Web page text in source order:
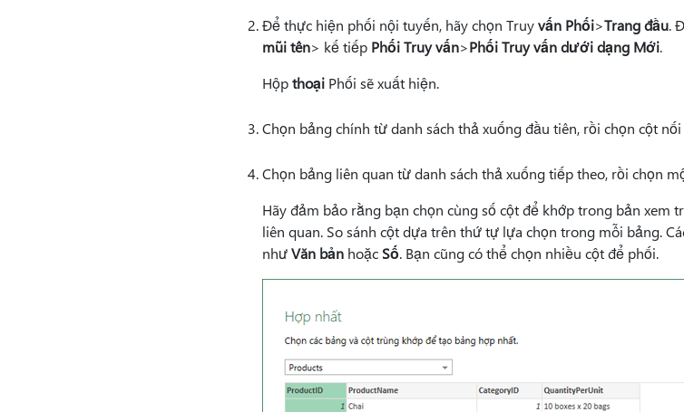
Để thực hiện phối nội tuyến, hãy chọn Truyvấn Phối>Trang đầu.
mũi tên> kế tiếp Phối Truy vấn>Phối Truy vấn dưới dạng Mới.
HộpthoạiPhối sẽ xuất hiện.
Chọn bảng chính từ danh sách thả xuống đầu tiên, rồi chọn cột
Chọn bảng liên quan từ danh sách thả xuống tiếp theo, rồi chọn
Hãy đảm bảo rằng bạn chọn cùng số cột để khớp trong bản xem
liên quan. So sánh cột dựa trên thứ tự lựa chọn trong mỗi bảng.
nhưVăn bảnhoặc Số. Bạn cũng có thể chọn nhiều cột để phối.